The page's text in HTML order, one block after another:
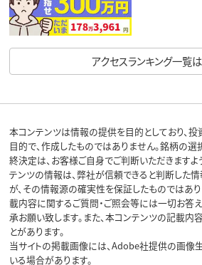
アクセスランキング一覧
本コンテンツは情報の提供を目的としており、
目的で、作成したものではありません。銘柄の
終決定は、お客様ご自身でご判断いただきますよ
テンツの情報は、弊社が信頼できると判断した
が、その情報源の確実性を保証したものではあ
載内容に関するご質問・ご照会等には一切お答
承お願い致します。また、本コンテンツの記載内
とがあります。
当サイトの掲載画像には、Adobe社提供の画像
いる場合があります。